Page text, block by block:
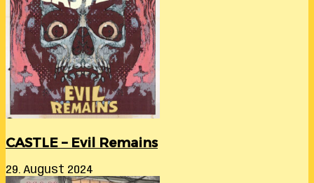
CASTLE – Evil Remains
29. August 2024